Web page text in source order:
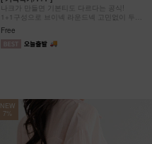
나크가 만들면 기본티도 다르다는 공식!
1+1구성으로 브이넥 라운드넥 고민없이 두장
다 챙겨가세요
Free
NEW
7%